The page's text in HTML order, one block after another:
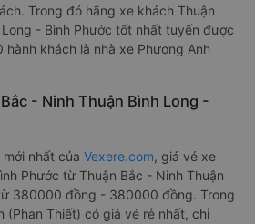
Trong đó hãng xe khách Thuận
- Bình Phước tốt nhất tuyến được
khách là nhà xe Phương Anh
- Ninh Thuận Bình Long -
nhất của Vexere.com, giá vé xe
Phước từ Thuận Bắc - Ninh Thuận
380000 đồng - 380000 đồng. Trong
(Phan Thiết) có giá vé rẻ nhất, chỉ